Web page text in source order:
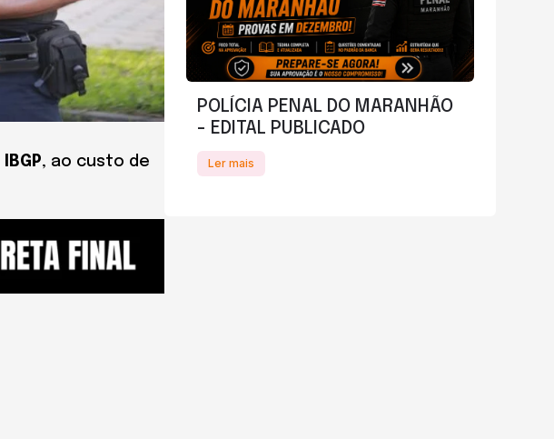
IBGP, ao custo de
POLÍCIA PENAL DO MARANHÃO
- EDITAL PUBLICADO
Ler mais